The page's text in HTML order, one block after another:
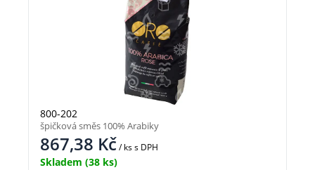
800-202
867,38 Kč/ kss DPH
Skladem (38 ks)
špičková směs 100% Arabiky